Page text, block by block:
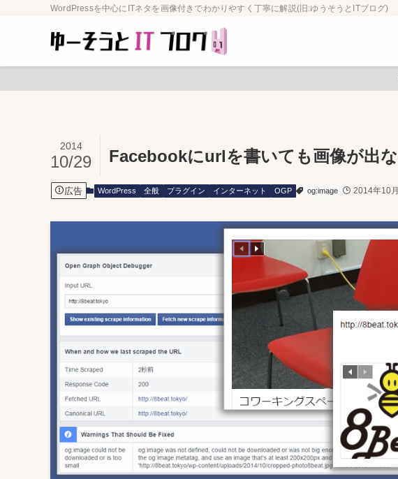
WordPressを中心にITネタを画像付きでわかりやすく丁寧に解説(旧:ゆうそうとITブログ)
Facebookにurlを書いても画像が出
2014
10/29
広告 WordPress 全般 プラグイン インターネット OGP og:image 2014年10